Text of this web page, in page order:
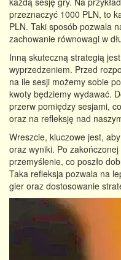
przeznaczyć 1000 PLN, to
PLN. Taki sposób pozwala
zachowanie równowagi w
Inną skuteczną strategią
wyprzedzeniem. Przed
na ile sesji możemy sobie
kwoty będziemy wydawać.
przerw pomiędzy sesjami,
oraz na refleksję nad
Wreszcie, kluczowe jest,
oraz wyniki. Po
przemyślenie, co poszło
Taka refleksja pozwala na
gier oraz dostosowanie